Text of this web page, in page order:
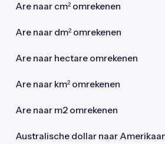
Are naar cm² omrekenen
Are naar dm² omrekenen
Are naar hectare omrekenen
Are naar km² omrekenen
Are naar m2 omrekenen
Australische dollar naar